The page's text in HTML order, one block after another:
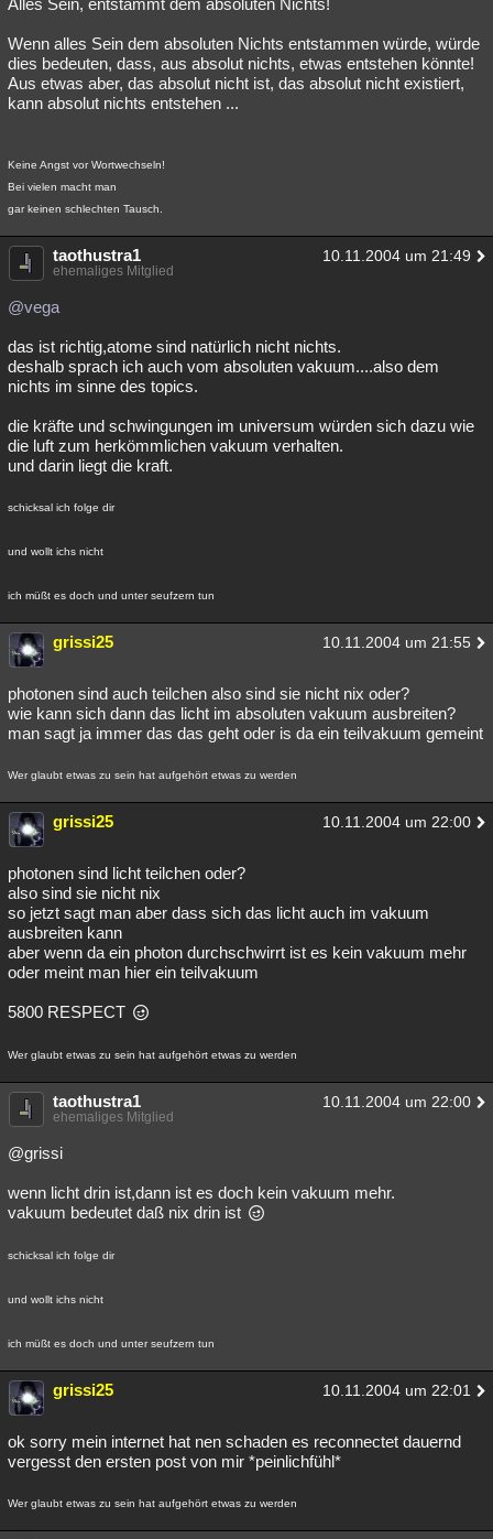
Alles Sein, entstammt dem absoluten Nichts!
Wenn alles Sein dem absoluten Nichts entstammen würde, würde
dies bedeuten, dass, aus absolut nichts, etwas entstehen könnte!
Aus etwas aber, das absolut nicht ist, das absolut nicht existiert,
kann absolut nichts entstehen ...
Keine Angst vor Wortwechseln!
Bei vielen macht man
gar keinen schlechten Tausch.
taothustra1 10.11.2004 um 21:49
ehemaliges Mitglied
@vega
das ist richtig,atome sind natürlich nicht nichts.
deshalb sprach ich auch vom absoluten vakuum....also dem
nichts im sinne des topics.
die kräfte und schwingungen im universum würden sich dazu wie
die luft zum herkömmlichen vakuum verhalten.
und darin liegt die kraft.
schicksal ich folge dir
und wollt ichs nicht
ich müßt es doch und unter seufzern tun
grissi25 10.11.2004 um 21:55
photonen sind auch teilchen also sind sie nicht nix oder?
wie kann sich dann das licht im absoluten vakuum ausbreiten?
man sagt ja immer das das geht oder is da ein teilvakuum gemeint
Wer glaubt etwas zu sein hat aufgehört etwas zu werden
grissi25 10.11.2004 um 22:00
photonen sind licht teilchen oder?
also sind sie nicht nix
so jetzt sagt man aber dass sich das licht auch im vakuum
ausbreiten kann
aber wenn da ein photon durchschwirrt ist es kein vakuum mehr
oder meint man hier ein teilvakuum
5800 RESPECT
Wer glaubt etwas zu sein hat aufgehört etwas zu werden
taothustra1 10.11.2004 um 22:00
ehemaliges Mitglied
@grissi
wenn licht drin ist,dann ist es doch kein vakuum mehr.
vakuum bedeutet daß nix drin ist
schicksal ich folge dir
und wollt ichs nicht
ich müßt es doch und unter seufzern tun
grissi25 10.11.2004 um 22:01
ok sorry mein internet hat nen schaden es reconnectet dauernd
vergesst den ersten post von mir *peinlichfühl*
Wer glaubt etwas zu sein hat aufgehört etwas zu werden